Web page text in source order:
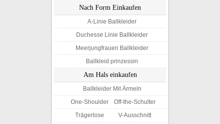
Nach Form Einkaufen
A-Linie Ballkleider
Duchesse Linie Ballkleider
Meerjungfrauen Ballkleider
Ballkleid prinzessin
Am Hals einkaufen
Ballkleider Mit Ärmeln
One-Shoulder
Off-the-Schulter
Trägerlose
V-Ausschnitt